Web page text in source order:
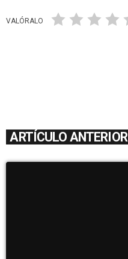
VALÓRALO
ARTÍCULO ANTERIOR